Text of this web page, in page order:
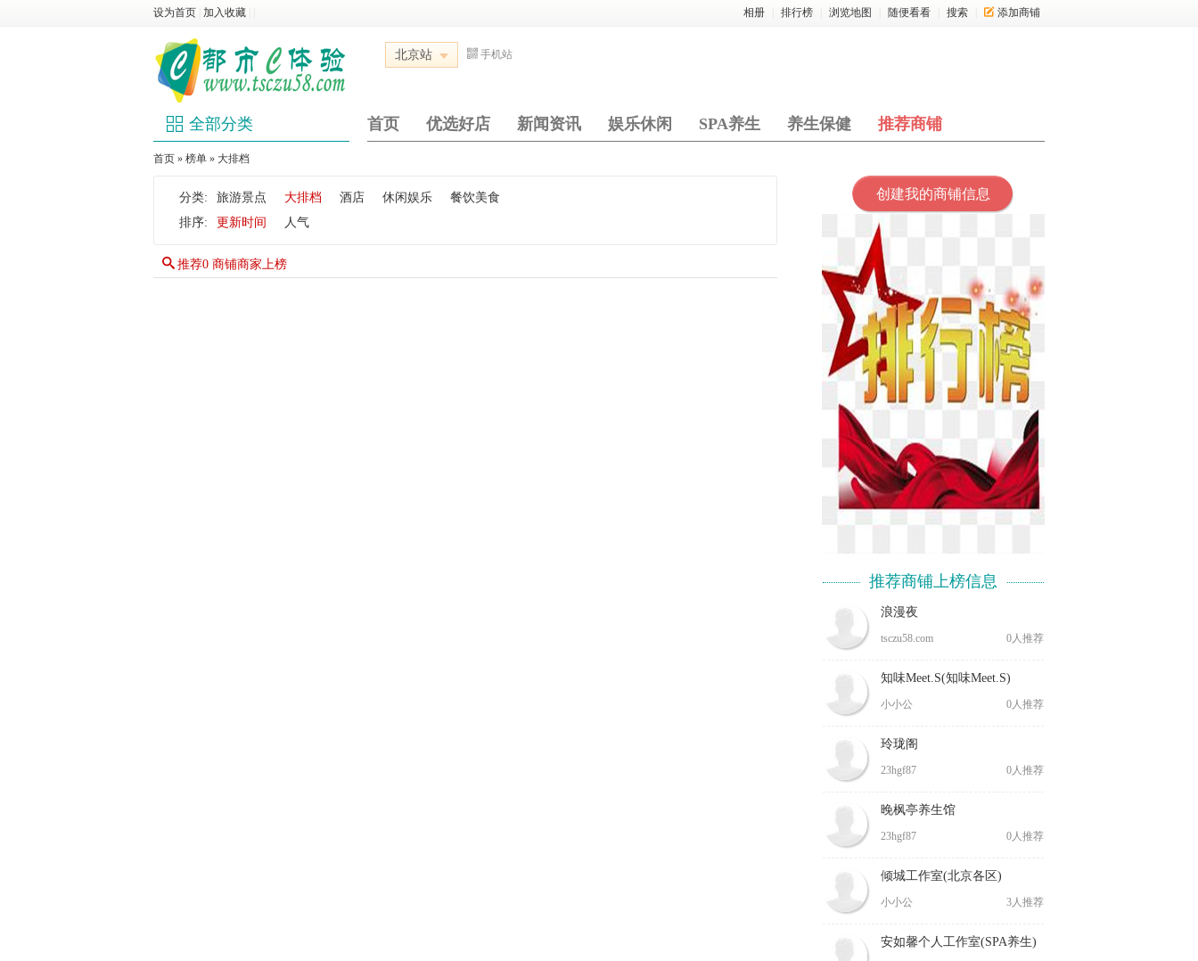
设为首页 加入收藏 相册 排行榜 浏览地图 随便看看 搜索 添加商铺
北京站 手机站
全部分类 首页 优选好店 新闻资讯 娱乐休闲 SPA养生 养生保健 推荐商铺
首页 » 榜单 » 大排档
分类: 旅游景点 大排档 酒店 休闲娱乐
餐饮美食
排序:
更新时间 人气
推荐0 商铺商家上榜
创建我的商铺信息
推荐商铺上榜信息
浪漫夜
0人推荐
tsczu58.com
知味Meet.S(知味Meet.S)
0人推荐
小小公
玲珑阁
0人推荐
23hgf87
晚枫亭养生馆
0人推荐
23hgf87
倾城工作室(北京各区)
3人推荐
小小公
安如馨个人工作室(SPA养生)